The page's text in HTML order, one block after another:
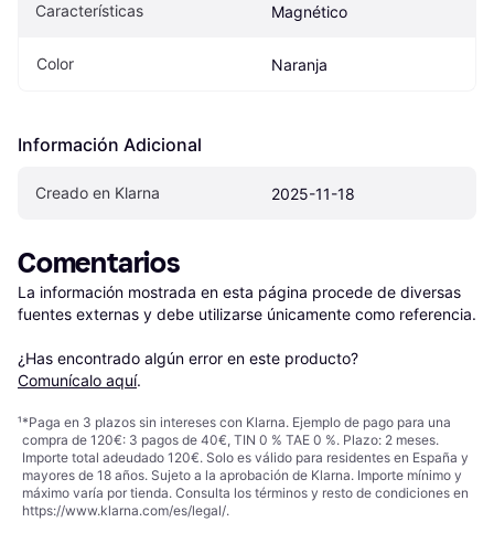
Características Magnético
Color Naranja
Información Adicional
Creado en Klarna 2025-11-18
Comentarios
La información mostrada en esta página procede de diversas
fuentes externas y debe utilizarse únicamente como referencia.
¿Has encontrado algún error en este producto?
Comunícalo aquí.
¹*Paga en 3 plazos sin intereses con Klarna. Ejemplo de pago para una
compra de 120€: 3 pagos de 40€, TIN 0 % TAE 0 %. Plazo: 2 meses.
Importe total adeudado 120€. Solo es válido para residentes en España y
mayores de 18 años. Sujeto a la aprobación de Klarna. Importe mínimo y
máximo varía por tienda. Consulta los términos y resto de condiciones en
https://www.klarna.com/es/legal/.